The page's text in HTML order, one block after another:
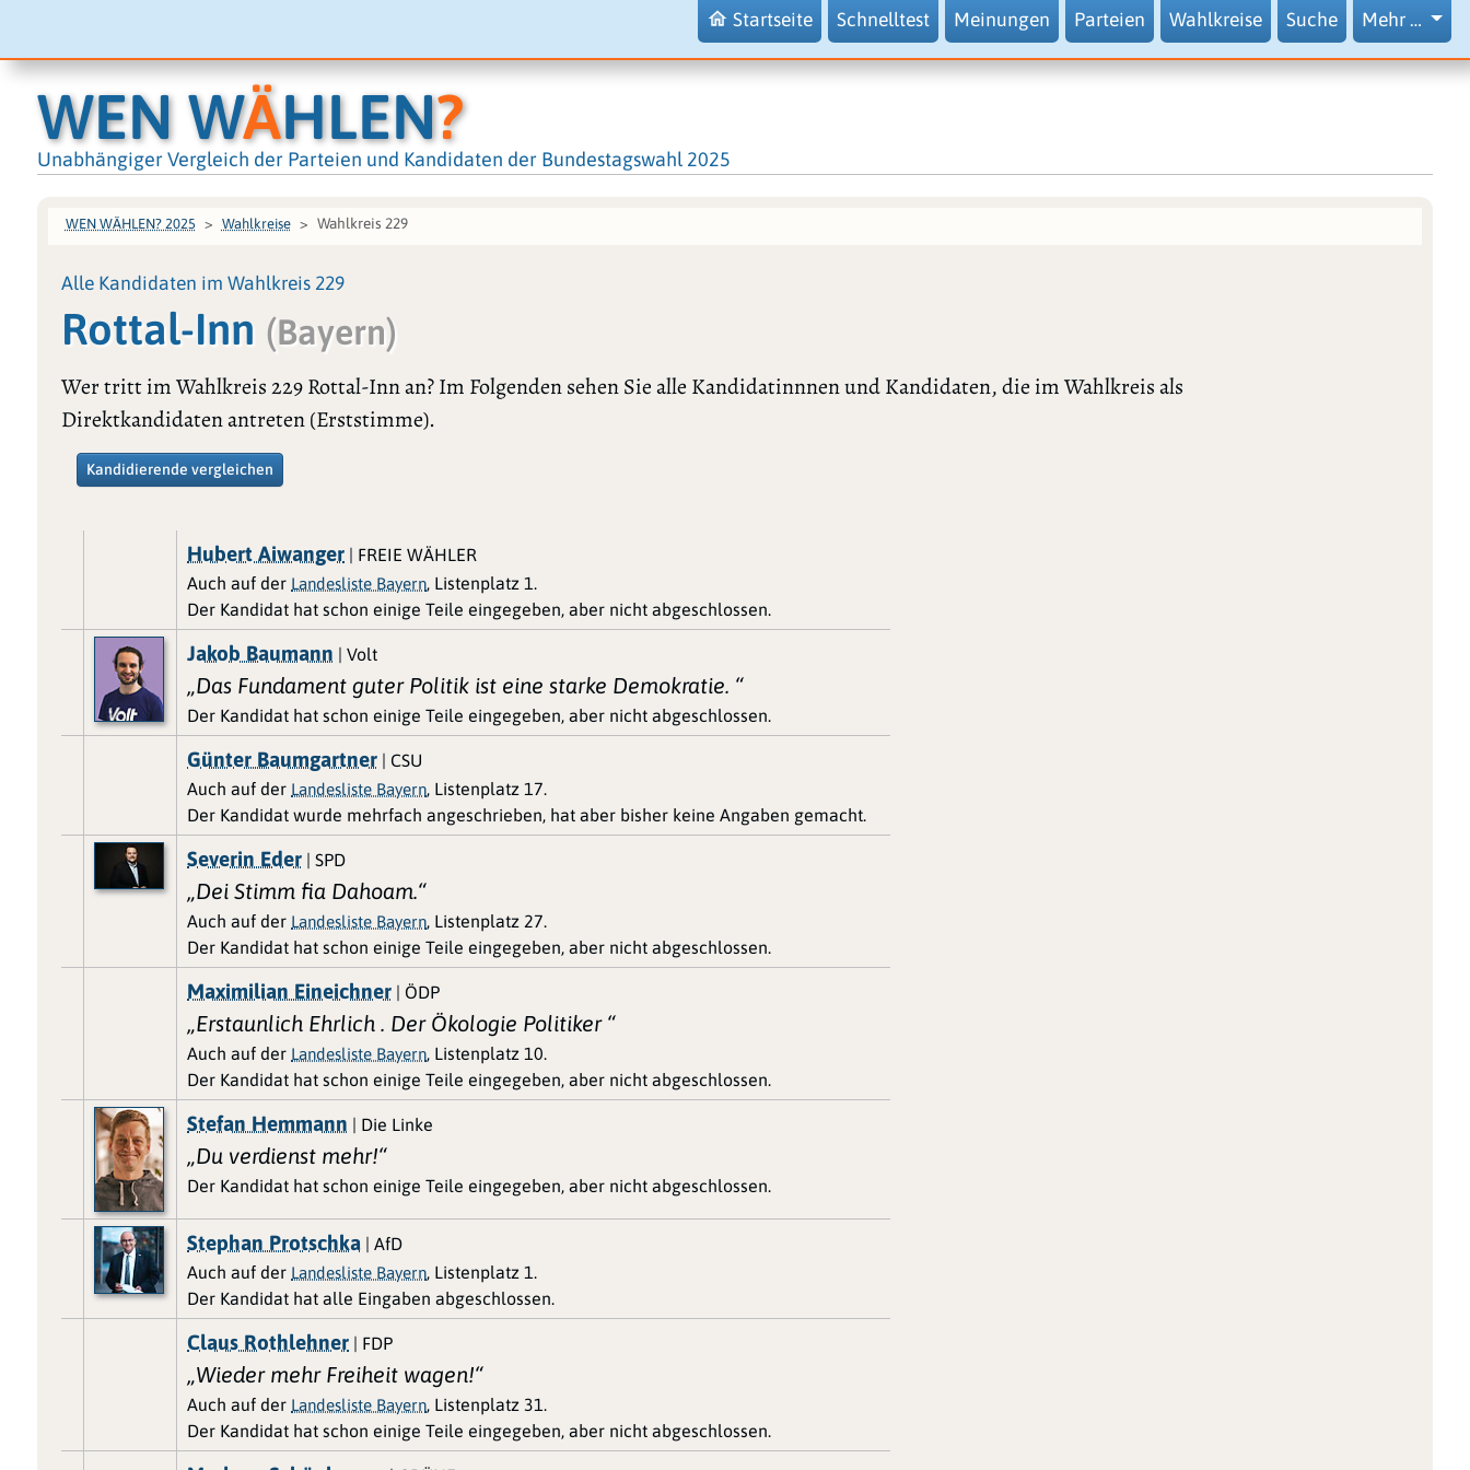
Startseite Schnelltest Meinungen Parteien Wahlkreise Suche Mehr …
WEN WÄHLEN?
Unabhängiger Vergleich der Parteien und Kandidaten der Bundestagswahl 2025
WEN WÄHLEN? 2025 Wahlkreise Wahlkreis 229
Alle Kandidaten im Wahlkreis 229
Rottal-Inn (Bayern)
Wer tritt im Wahlkreis 229 Rottal-Inn an? Im Folgenden sehen Sie alle Kandidatinnnen und Kandidaten, die im Wahlkreis als
Direktkandidaten antreten (Erststimme).
Kandidierende vergleichen
Hubert Aiwanger | FREIE WÄHLER
Auch auf der Landesliste Bayern, Listenplatz 1.
Der Kandidat hat schon einige Teile eingegeben, aber nicht abgeschlossen.
Jakob Baumann | Volt
„Das Fundament guter Politik ist eine starke Demokratie. “
Der Kandidat hat schon einige Teile eingegeben, aber nicht abgeschlossen.
Günter Baumgartner | CSU
Auch auf der Landesliste Bayern, Listenplatz 17.
Der Kandidat wurde mehrfach angeschrieben, hat aber bisher keine Angaben gemacht.
Severin Eder | SPD
„Dei Stimm fia Dahoam.“
Auch auf der Landesliste Bayern, Listenplatz 27.
Der Kandidat hat schon einige Teile eingegeben, aber nicht abgeschlossen.
Maximilian Eineichner | ÖDP
„Erstaunlich Ehrlich . Der Ökologie Politiker “
Auch auf der Landesliste Bayern, Listenplatz 10.
Der Kandidat hat schon einige Teile eingegeben, aber nicht abgeschlossen.
Stefan Hemmann | Die Linke
„Du verdienst mehr!“
Der Kandidat hat schon einige Teile eingegeben, aber nicht abgeschlossen.
Stephan Protschka | AfD
Auch auf der Landesliste Bayern, Listenplatz 1.
Der Kandidat hat alle Eingaben abgeschlossen.
Claus Rothlehner | FDP
„Wieder mehr Freiheit wagen!“
Auch auf der Landesliste Bayern, Listenplatz 31.
Der Kandidat hat schon einige Teile eingegeben, aber nicht abgeschlossen.